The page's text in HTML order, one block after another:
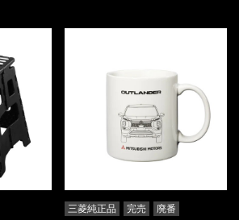
三菱純正品 完売 廃番